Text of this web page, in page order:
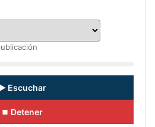
Escuchar
⏹ Detener